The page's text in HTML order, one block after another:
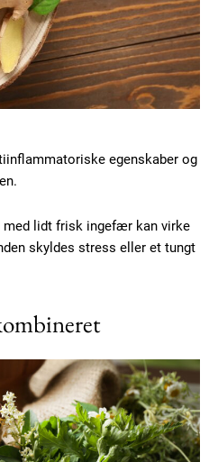
egenskaber og
lidt frisk ingefær kan virke
skyldes stress eller et tungt